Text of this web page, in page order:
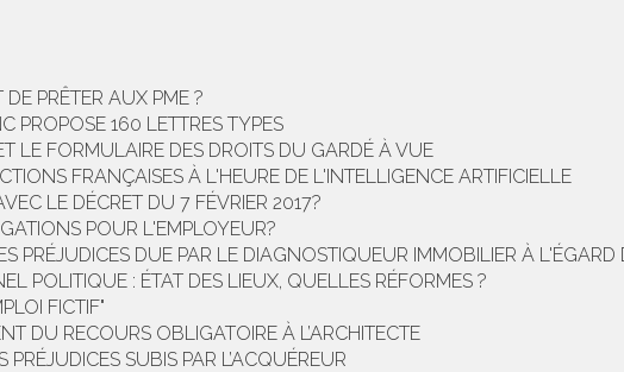
PRÊTER AUX PME ?
PROPOSE 160 LETTRES TYPES
LE FORMULAIRE DES DROITS DU GARDÉ À VUE
FRANÇAISES À L'HEURE DE L'INTELLIGENCE ARTIFICIELLE
LE DÉCRET DU 7 FÉVRIER 2017?
POUR L'EMPLOYEUR?
PRÉJUDICES DUE PAR LE DIAGNOSTIQUEUR IMMOBILIER À L'ÉGARD
POLITIQUE : ÉTAT DES LIEUX, QUELLES RÉFORMES ?
FICTIF"
DU RECOURS OBLIGATOIRE À L’ARCHITECTE
SUBIS PAR L’ACQUÉREUR